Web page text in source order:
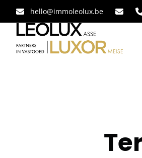
hello@immoleolux.be